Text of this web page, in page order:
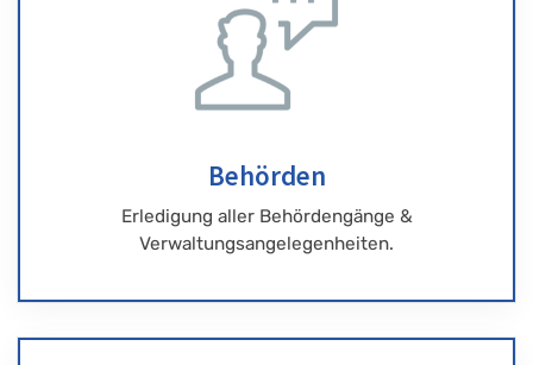
Behörden
Erledigung aller Behördengänge &
Verwaltungsangelegenheiten.